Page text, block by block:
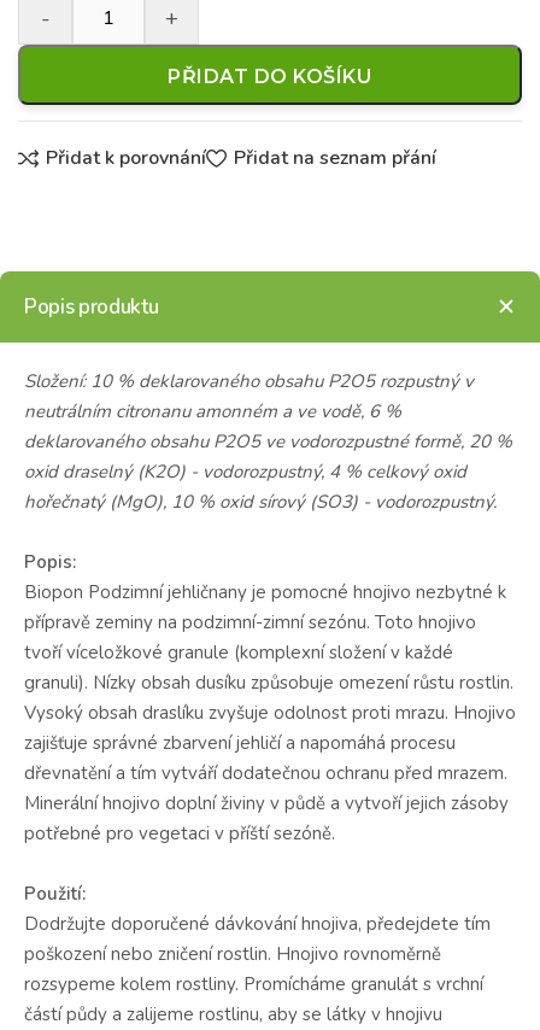
PŘIDAT DO KOŠÍKU
Přidat k porovnání Přidat na seznam přání
Popis produktu
Složení: 10 % deklarovaného obsahu P2O5 rozpustný v
neutrálním citronanu amonném a ve vodě, 6 %
deklarovaného obsahu P2O5 ve vodorozpustné formě, 20 %
oxid draselný (K2O) - vodorozpustný, 4 % celkový oxid
hořečnatý (MgO), 10 % oxid sírový (SO3) - vodorozpustný.
Popis:
Biopon Podzimní jehličnany je pomocné hnojivo nezbytné k
přípravě zeminy na podzimní-zimní sezónu. Toto hnojivo
tvoří víceložkové granule (komplexní složení v každé
granuli). Nízky obsah dusíku způsobuje omezení růstu rostlin.
Vysoký obsah draslíku zvyšuje odolnost proti mrazu. Hnojivo
zajišťuje správné zbarvení jehličí a napomáhá procesu
dřevnatění a tím vytváří dodatečnou ochranu před mrazem.
Minerální hnojivo doplní živiny v půdě a vytvoří jejich zásoby
potřebné pro vegetaci v příští sezóně.
Použití:
Dodržujte doporučené dávkování hnojiva, předejdete tím
poškození nebo zničení rostlin. Hnojivo rovnoměrně
rozsypeme kolem rostliny. Promícháme granulát s vrchní
částí půdy a zalijeme rostlinu, aby se látky v hnojivu